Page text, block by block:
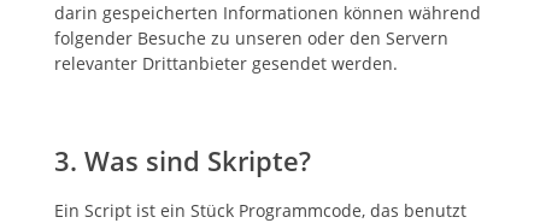
darin gespeicherten Informationen können während
folgender Besuche zu unseren oder den Servern
relevanter Drittanbieter gesendet werden.
3. Was sind Skripte?
Ein Script ist ein Stück Programmcode, das benutzt